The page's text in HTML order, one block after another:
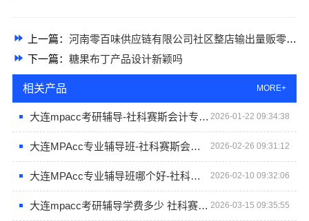
上一篇： 河南零百味供应链有限公司社区整店输出量贩零食全场景
下一篇： 糖果布丁产品设计新颖吗
相关产品 MORE+
大连mpacc考研辅导-社科赛斯会计专硕一对一定制复习指导 2026-01-22 09:34:38
大连MPAcc专业辅导班-社科赛斯会计专硕考研专注考研18年 2026-02-26 09:31:12
大连MPAcc专业辅导班哪个好-社科赛斯 2026-02-10 09:32:06
大连mpacc考研辅导学费多少 社科赛斯会计专硕考研助你考研成功 2026-03-15 09:35:55